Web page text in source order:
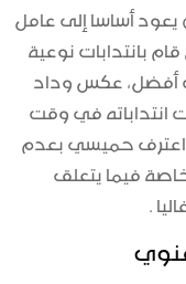
يعود أساسا إلى عامل
بانتدابات نوعية
أفضل، عكس وداد
انتداباته في وقت
اعترف حميسي بعدم
خاصة فيما يتعلق
.